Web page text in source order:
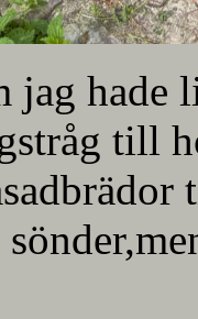
jag hade
till